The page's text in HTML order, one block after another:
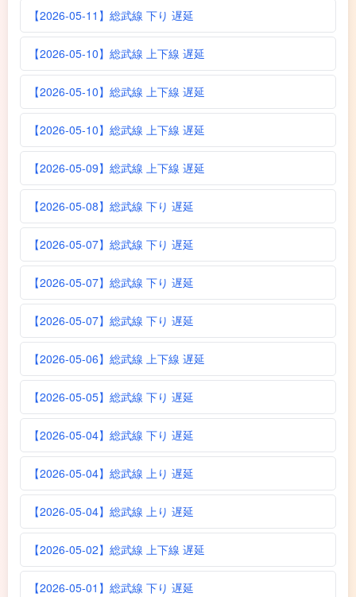
【2026-05-11】総武線 下り 遅延
【2026-05-10】総武線 上下線 遅延
【2026-05-10】総武線 上下線 遅延
【2026-05-10】総武線 上下線 遅延
【2026-05-09】総武線 上下線 遅延
【2026-05-08】総武線 下り 遅延
【2026-05-07】総武線 下り 遅延
【2026-05-07】総武線 下り 遅延
【2026-05-07】総武線 下り 遅延
【2026-05-06】総武線 上下線 遅延
【2026-05-05】総武線 下り 遅延
【2026-05-04】総武線 下り 遅延
【2026-05-04】総武線 上り 遅延
【2026-05-04】総武線 上り 遅延
【2026-05-02】総武線 上下線 遅延
【2026-05-01】総武線 下り 遅延